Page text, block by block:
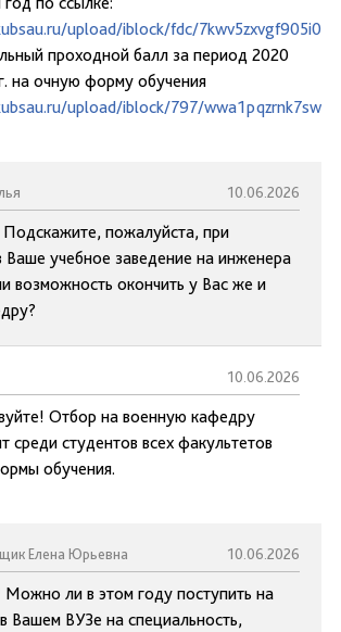
upload/iblock/fdc/
проходной балл за период 2020
на очную форму обучения
upload/iblock/797/
10.06.2026
Подскажите, пожалуйста, при
Ваше учебное заведение на инженера
возможность окончить у Вас же и
10.06.2026
Отбор на военную кафедру
среди студентов всех факультетов
обучения.
Елена Юрьевна 10.06.2026
Можно ли в этом году поступить на
Вашем ВУЗе на специальность,